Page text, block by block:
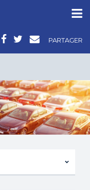
PARTAGER